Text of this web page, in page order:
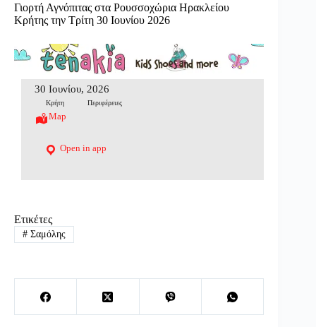
Γιορτή Αγνόπιτας στα Ρουσσοχώρια Ηρακλείου
Κρήτης την Τρίτη 30 Ιουνίου 2026
30 Ιουνίου, 2026
Κρήτη Περιφέρειες
Map
Open in app
Ετικέτες
#Σαμόλης